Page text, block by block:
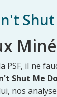
PSF, il ne
Shut Me
nos